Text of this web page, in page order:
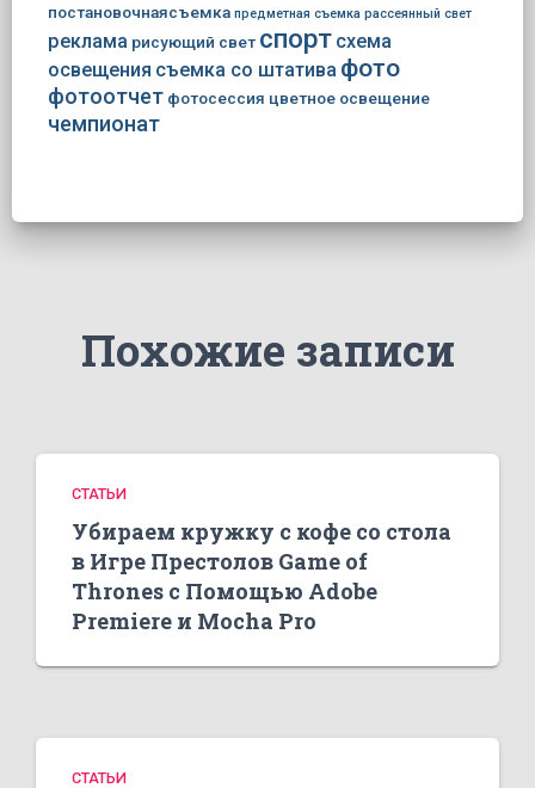
постановочнаясъемка предметная съемка рассеянный свет
реклама рисующий свет спорт схема
освещения съемка со штатива фото
фотоотчет фотосессия цветное освещение
чемпионат
Похожие записи
СТАТЬИ
Убираем кружку с кофе со стола
в Игре Престолов Game of
Thrones с Помощью Adobe
Premiere и Mocha Pro
СТАТЬИ